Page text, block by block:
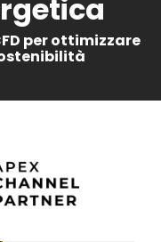
per ottimizzare